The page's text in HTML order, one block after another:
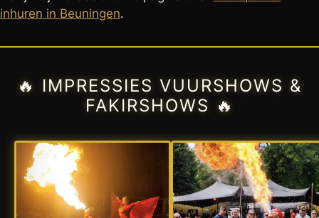
inhuren in Beuningen.
🔥 IMPRESSIES VUURSHOWS &
FAKIRSHOWS 🔥